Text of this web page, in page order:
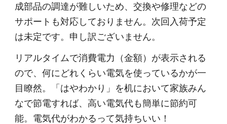
成部品の調達が難しいため、交換や修理などの
サポートも対応しておりません。次回入荷予定
は未定です。申し訳ございません。
リアルタイムで消費電力（金額）が表示される
ので、何にどれくらい電気を使っているかが一
目瞭然。「はやわかり」を机において家族みん
なで節電すれば、高い電気代も簡単に節約可
能。電気代がわかるって気持ちいい！